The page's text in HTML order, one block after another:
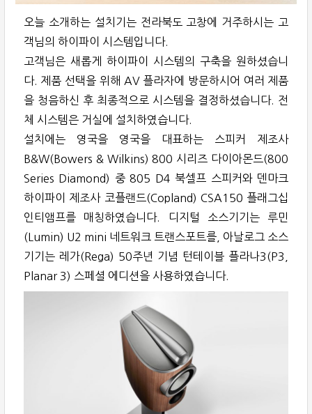
오늘 소개하는 설치기는 전라북도 고창에 거주하시는 고
객님의 하이파이 시스템입니다.
고객님은 새롭게 하이파이 시스템의 구축을 원하셨습니
다. 제품 선택을 위해 AV 플라자에 방문하시어 여러 제품
을 청음하신 후 최종적으로 시스템을 결정하셨습니다. 전
체 시스템은 거실에 설치하였습니다.
설치에는 영국을 영국을 대표하는 스피커 제조사
B&W(Bowers & Wilkins) 800 시리즈 다이아몬드(800
Series Diamond) 중 805 D4 북셀프 스피커와 덴마크
하이파이 제조사 코플랜드(Copland) CSA150 플래그십
인티앰프를 매칭하였습니다. 디지털 소스기기는 루민
(Lumin) U2 mini 네트워크 트랜스포트를, 아날로그 소스
기기는 레가(Rega) 50주년 기념 턴테이블 플라나3(P3,
Planar 3) 스페셜 에디션을 사용하였습니다.